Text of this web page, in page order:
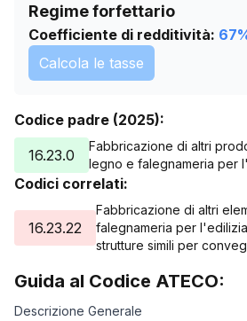
10/06/2025
11/06/2025
12/06/2025
13/06/2025
15/06/2025
16/06/2025
17/06/2025
18/06/2025
19/06/2025
20/06/2025
22/06/2025
22/10/2025
Regime forfettario
Coefficiente di redditività: 67
Calcola le tasse
Codice padre (2025):
16.23.0
Fabbricazione di altri
legno e falegnameria per
Codici correlati:
16.23.22
Fabbricazione di altri
falegnameria per
strutture simili per
Guida al Codice ATECO:
Descrizione Generale